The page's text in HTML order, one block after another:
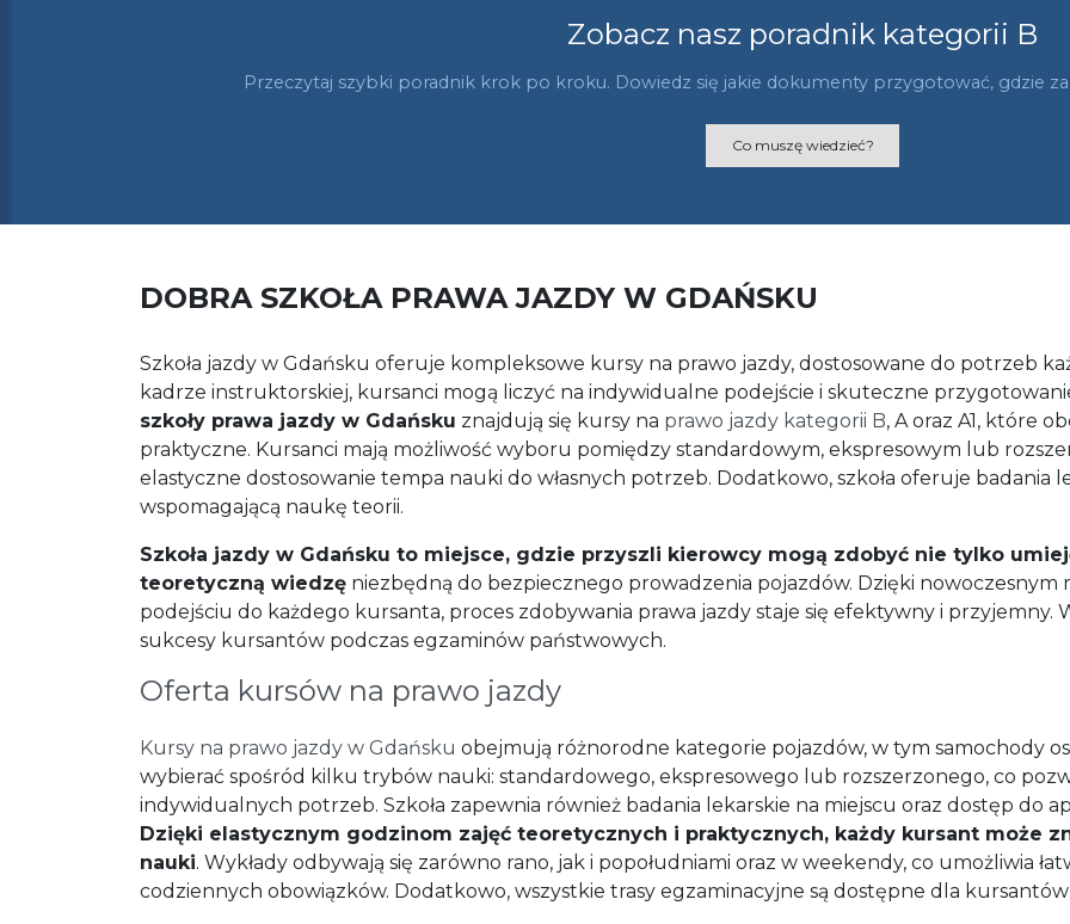
Zobacz nasz poradnik kategorii B
Przeczytaj szybki poradnik krok po kroku. Dowiedz się jakie dokumenty przygotować, gdzie
Co muszę wiedzieć?
DOBRA SZKOŁA PRAWA JAZDY W GDAŃSKU
Szkoła jazdy w Gdańsku oferuje kompleksowe kursy na prawo jazdy, dostosowane do potrzeb
kadrze instruktorskiej, kursanci mogą liczyć na indywidualne podejście i skuteczne
szkoły prawa jazdy w Gdańsku znajdują się kursy na prawo jazdy kategorii B, A oraz A1, które
praktyczne. Kursanci mają możliwość wyboru pomiędzy standardowym, ekspresowym lub
elastyczne dostosowanie tempa nauki do własnych potrzeb. Dodatkowo, szkoła oferuje badania
wspomagającą naukę teorii.
Szkoła jazdy w Gdańsku to miejsce, gdzie przyszli kierowcy mogą zdobyć nie tylko
teoretyczną wiedzę niezbędną do bezpiecznego prowadzenia pojazdów. Dzięki
podejściu do każdego kursanta, proces zdobywania prawa jazdy staje się efektywny i przyjemny.
sukcesy kursantów podczas egzaminów państwowych.
Oferta kursów na prawo jazdy
Kursy na prawo jazdy w Gdańsku obejmują różnorodne kategorie pojazdów, w tym samochody
wybierać spośród kilku trybów nauki: standardowego, ekspresowego lub rozszerzonego, co
indywidualnych potrzeb. Szkoła zapewnia również badania lekarskie na miejscu oraz dostęp do
Dzięki elastycznym godzinom zajęć teoretycznych i praktycznych, każdy kursant może
nauki. Wykłady odbywają się zarówno rano, jak i popołudniami oraz w weekendy, co umożliwia
codziennych obowiązków. Dodatkowo, wszystkie trasy egzaminacyjne są dostępne dla